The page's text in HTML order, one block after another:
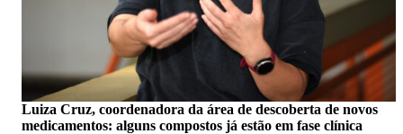
Luiza Cruz, coordenadora da área de descoberta de novos
medicamentos: alguns compostos já estão em fase clínica